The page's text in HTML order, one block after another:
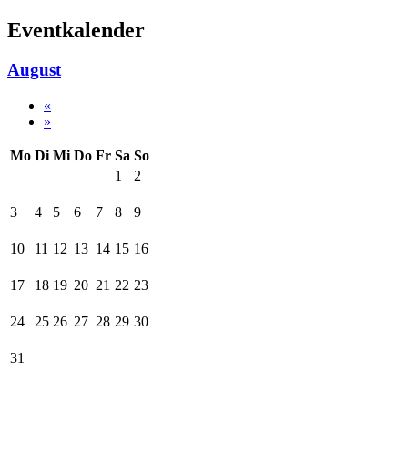
Eventkalender
August
«
»
Mo Di Mi Do Fr Sa So
1
2
3 4 5 6 7 8 9
10 11 12 13 14 15 16
17 18 19 20 21 22 23
24 25 26 27 28 29 30
31